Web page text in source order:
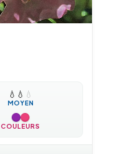
💧 💧 💧
MOYEN
COULEURS